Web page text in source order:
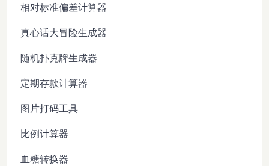
相对标准偏差计算器
真心话大冒险生成器
随机扑克牌生成器
定期存款计算器
图片打码工具
比例计算器
血糖转换器